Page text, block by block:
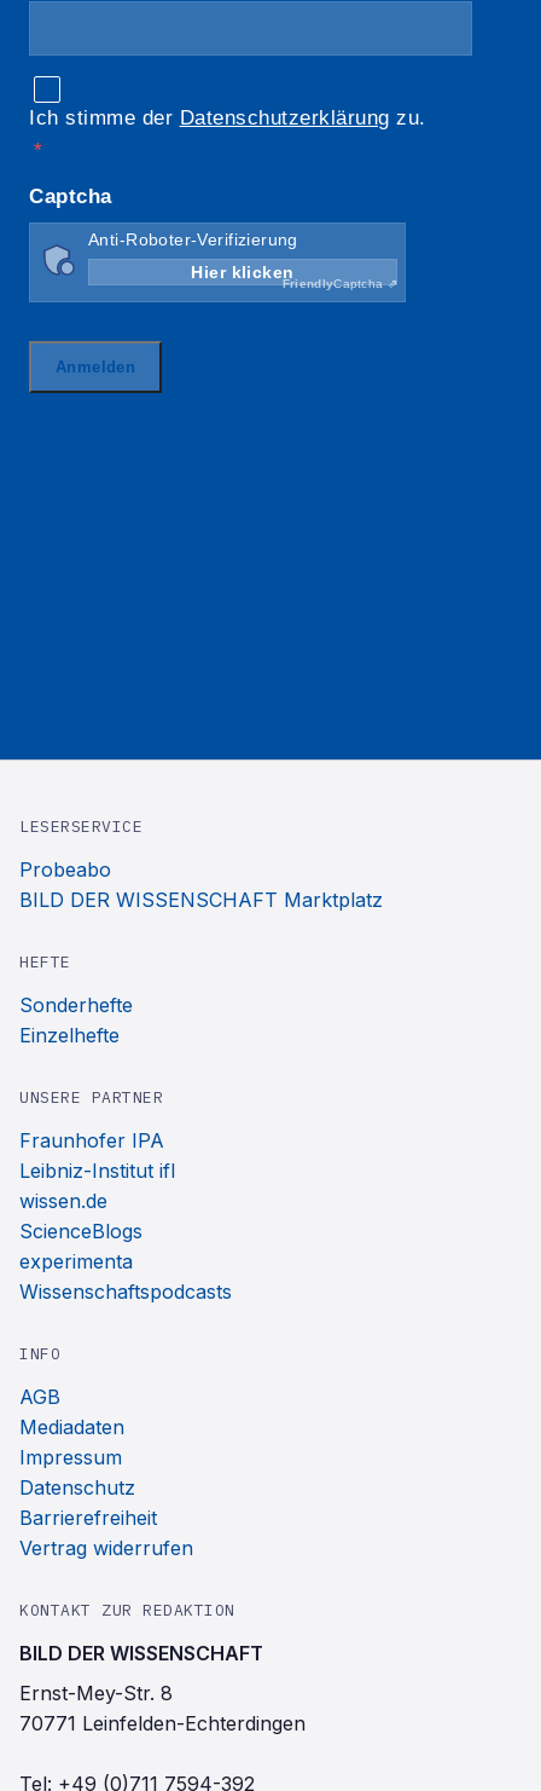
LESERSERVICE
Probeabo
BILD DER WISSENSCHAFT Marktplatz
HEFTE
Sonderhefte
Einzelhefte
UNSERE PARTNER
Fraunhofer IPA
Leibniz-Institut ifl
wissen.de
ScienceBlogs
experimenta
Wissenschaftspodcasts
INFO
AGB
Mediadaten
Impressum
Datenschutz
Barrierefreiheit
Vertrag widerrufen
KONTAKT ZUR REDAKTION
BILD DER WISSENSCHAFT
Ernst-Mey-Str. 8
70771 Leinfelden-Echterdingen
Tel: +49 (0)711 7594-392